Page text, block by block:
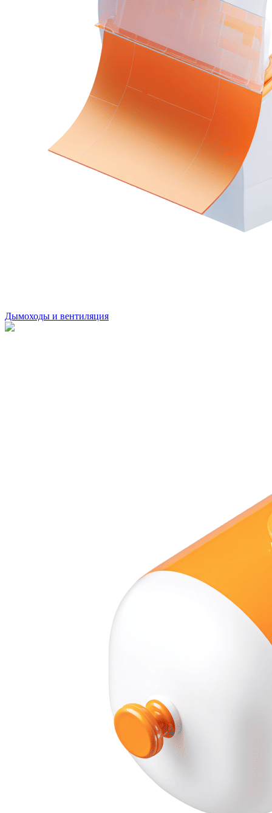
Дымоходы и вентиляция